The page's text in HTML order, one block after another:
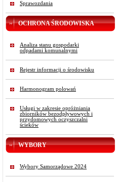
Sprawozdania
OCHRONA ŚRODOWISKA
Analiza stanu gospodarki
odpadami komunalnymi
Rejestr informacji o środowisku
Harmonogram polowań
Usługi w zakresie opróżniania
zbiorników bezodpływowych i
przydomowych oczyszczalni
ścieków
WYBORY
Wybory Samorządowe 2024